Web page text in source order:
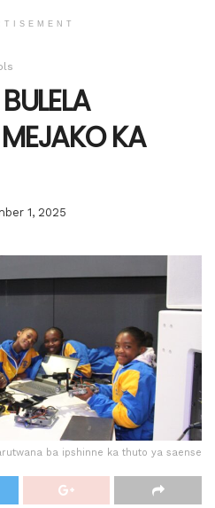
KA
1, 2025
ba ipshinne ka thuto ya saense